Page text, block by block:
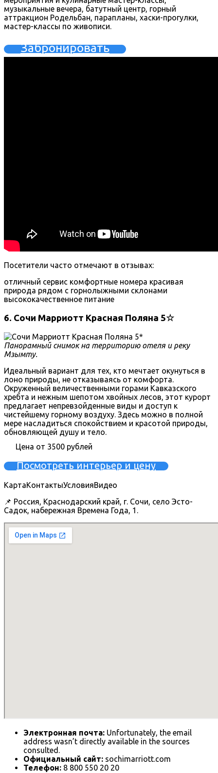
музыкальные вечера, батутный центр, горный
аттракцион Родельбан, парапланы, хаски-прогулки,
мастер-классы по живописи.
Забронировать
Посетители часто отмечают в отзывах:
отличный сервис комфортные номера красивая
природа рядом с горнолыжными склонами
высококачественное питание
6. Сочи Марриотт Красная Поляна 5☆
Панорамный снимок на территорию отеля и реку
Мзымту.
Идеальный вариант для тех, кто мечтает окунуться в
лоно природы, не отказываясь от комфорта.
Окруженный величественными горами Кавказского
хребта и нежным шепотом хвойных лесов, этот курорт
предлагает непревзойденные виды и доступ к
чистейшему горному воздуху. Здесь можно в полной
мере насладиться спокойствием и красотой природы,
обновляющей душу и тело.
Цена от 3500 рублей
Посмотреть интерьер и цену
КартаКонтактыУсловияВидео
📌 Россия, Краснодарский край, г. Сочи, село Эсто-
Садок, набережная Времена Года, 1.
Электронная почта: Unfortunately, the email
address wasn’t directly available in the sources
consulted.
Официальный сайт: sochimarriott.com
Телефон: 8 800 550 20 20